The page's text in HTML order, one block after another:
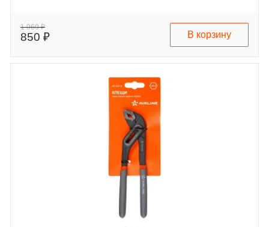
1 060 ₽
850 ₽ В корзину